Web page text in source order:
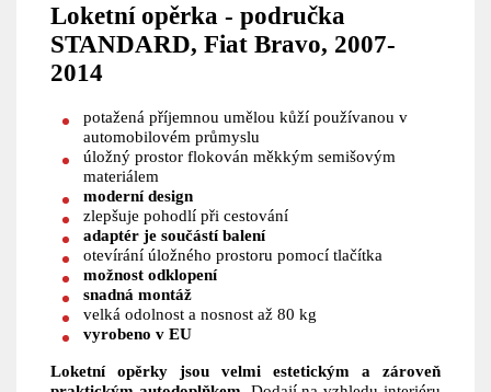
Loketní opěrka - područka
STANDARD, Fiat Bravo, 2007-
2014
potažená příjemnou umělou kůží používanou v
automobilovém průmyslu
úložný prostor flokován měkkým semišovým
materiálem
moderní design
zlepšuje pohodlí při cestování
adaptér je součástí balení
otevírání úložného prostoru pomocí tlačítka
možnost odklopení
snadná montáž
velká odolnost a nosnost až 80 kg
vyrobeno v EU
Loketní opěrky jsou velmi estetickým a zároveň